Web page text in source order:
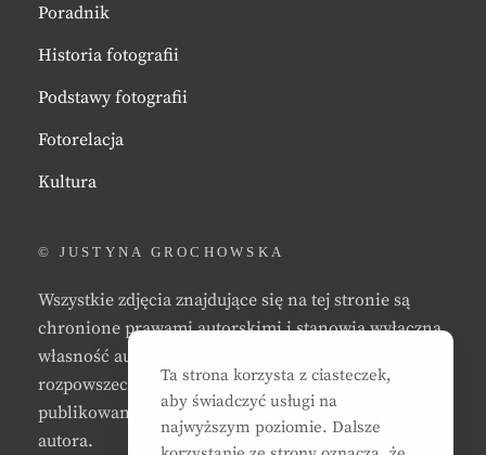
Poradnik
Historia fotografii
Podstawy fotografii
Fotorelacja
Kultura
© JUSTYNA GROCHOWSKA
Wszystkie zdjęcia znajdujące się na tej stronie są
chronione prawami autorskimi i stanowią wyłączną
własność autora strony. Zabrania się kopiowania,
rozpowszechniania, reprodukowania,
publikowania, i/lub modyfikowania zdjęć bez zgody
autora.
Ta strona korzysta z ciasteczek,
aby świadczyć usługi na
najwyższym poziomie. Dalsze